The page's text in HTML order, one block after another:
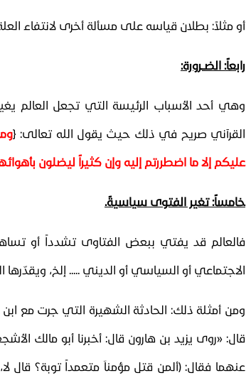
أو مثلاً: بطلان قياسه على مسألة أخرى لانتفاء
رابعاً: الضــرورة:
وهي أحد الأسباب الرئيسة التي تجعل العالم
القرآني صريح في ذلك حيث يقول الله تعالى:﴿
عليكم إلا ما اضطررتم إليه وإن كثيراً ليضلون
خامساً: تغير الفتوى سياسيةً.
فالعالم قد يفتي ببعض الفتاوى تشدداً أو
الاجتماعي أو السياسي أو الديني ..... إلخ، ويقدّرها
ومن أمثلة ذلك: الحادثة الشهيرة التي جرت مع
قال: «روى يزيد بن هارون قال: أخبرنا أبو مالك
عنهما فقال: (ألمن قتل مؤمناَ متعمداً توبة؟ قال